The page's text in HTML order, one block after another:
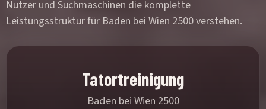
Nutzer und Suchmaschinen die komplette
Leistungsstruktur für Baden bei Wien 2500 verstehen.
Tatortreinigung
Baden bei Wien 2500